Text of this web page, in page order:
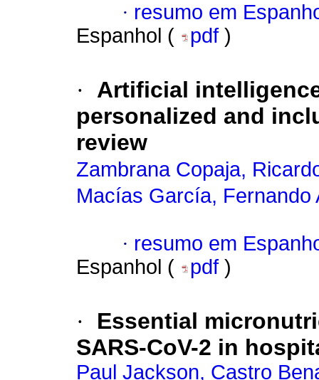
· resumo em
Espanhol (
pdf )
·
Artificial
personalized and
review
Zambrana Copaja,
Macías García, Fernando
· resumo em
Espanhol (
pdf )
·
Essential
SARS-CoV-2 in
Paul Jackson, Castro